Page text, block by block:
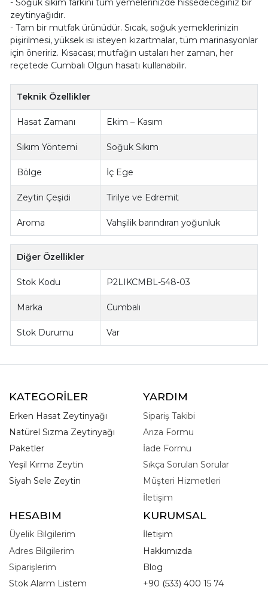
- Soğuk sıkım farkını tüm yemelerinizde hissedeceğiniz bir
zeytinyağıdır.
- Tam bir mutfak ürünüdür. Sıcak, soğuk yemeklerinizin
pişirilmesi, yüksek ısı isteyen kızartmalar, tüm marinasyonlar
için öneririz. Kısacası; mutfağın ustaları her zaman, her
reçetede Cumbalı Olgun hasatı kullanabilir.
Teknik Özellikler
Hasat Zamanı Ekim – Kasım
Sıkım Yöntemi Soğuk Sıkım
Bölge İç Ege
Zeytin Çeşidi Tirilye ve Edremit
Aroma Vahşilik barındıran yoğunluk
Diğer Özellikler
Stok Kodu P2LIKCMBL-548-03
Marka Cumbalı
Stok Durumu Var
KATEGORİLER
Erken Hasat Zeytinyağı
Natürel Sızma Zeytinyağı
Paketler
Yeşil Kırma Zeytin
Siyah Sele Zeytin
YARDIM
Sipariş Takibi
Arıza Formu
İade Formu
Sıkça Sorulan Sorular
Müşteri Hizmetleri
İletişim
HESABIM
Üyelik Bilgilerim
Adres Bilgilerim
Siparişlerim
Stok Alarm Listem
KURUMSAL
İletişim
Hakkımızda
Blog
+90 (533) 400 15 74